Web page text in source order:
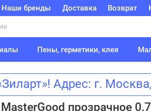
Наши бренды Доставка Возврат
Пены, герметики, клея
Адрес: г.
прозрачное